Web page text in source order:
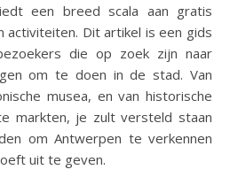
een breed scala aan gratis
activiteiten. Dit artikel is een gids
die op zoek zijn naar
om te doen in de stad. Van
musea, en van historische
markten, je zult versteld staan
om Antwerpen te verkennen
uit te geven.